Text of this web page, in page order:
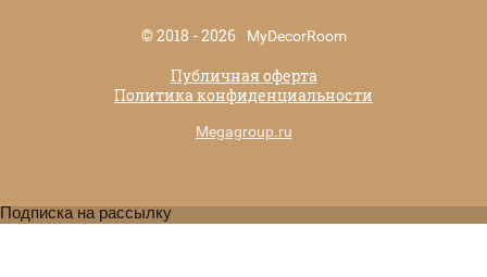
© 2018 - 2026 MyDecorRoom
Публичная оферта
Политика конфиденциальности
Megagroup.ru
Подписка на рассылку